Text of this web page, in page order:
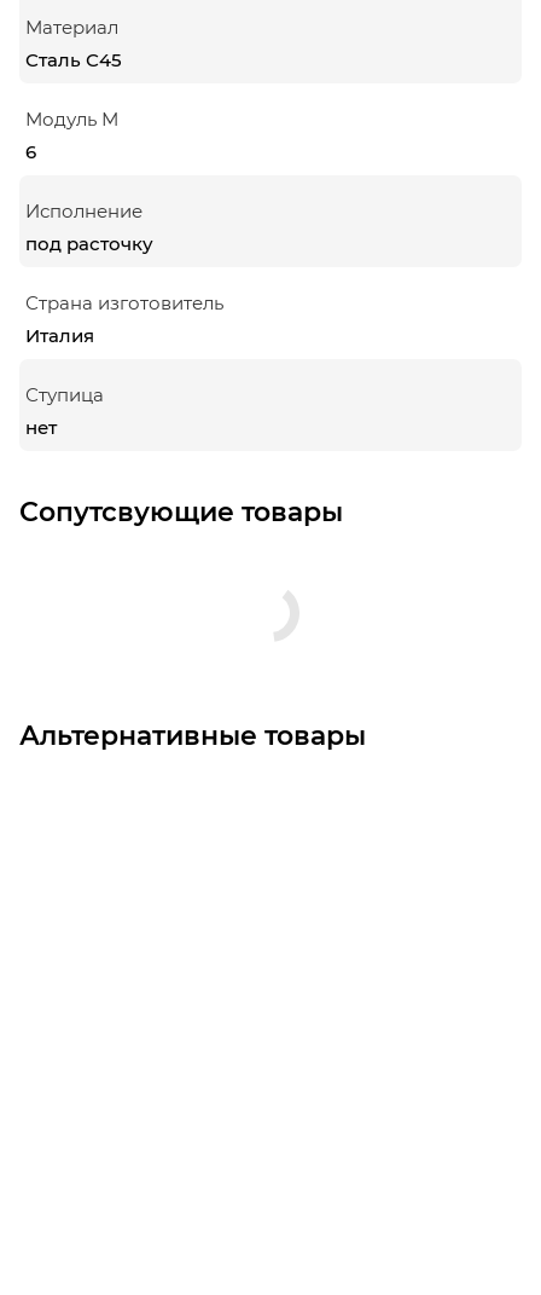
Материал
Сталь С45
Модуль М
6
Исполнение
под расточку
Страна изготовитель
Италия
Ступица
нет
Сопутсвующие товары
Альтернативные товары